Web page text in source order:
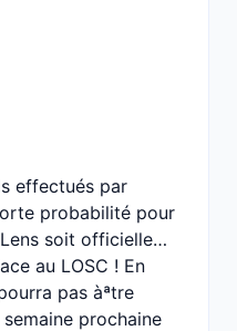
effectués par
probabilité pour
soit officielle…
au LOSC ! En
pas àªtre
prochaine